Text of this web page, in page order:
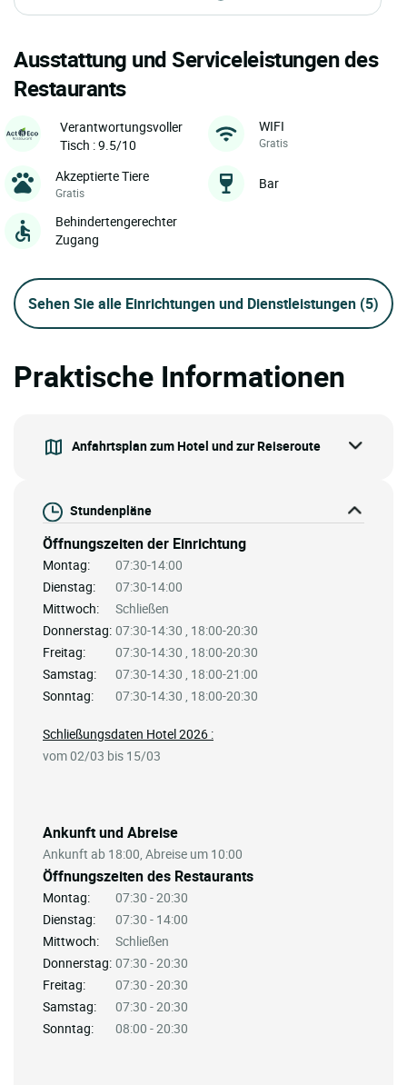
Ausstattung und Serviceleistungen des
Restaurants
Verantwortungsvoller
Tisch : 9.5/10
WIFI
Gratis
Akzeptierte Tiere
Gratis
Bar
Behindertengerechter
Zugang
Sehen Sie alle Einrichtungen und Dienstleistungen (5)
Praktische Informationen
Anfahrtsplan zum Hotel und zur Reiseroute
Stundenpläne
Öffnungszeiten der Einrichtung
Montag:
07:30-14:00
Dienstag:
07:30-14:00
Mittwoch:
Schließen
Donnerstag: 07:30-14:30 , 18:00-20:30
Freitag:
07:30-14:30 , 18:00-20:30
Samstag:
07:30-14:30 , 18:00-21:00
Sonntag:
07:30-14:30 , 18:00-20:30
Ankunft und Abreise
Ankunft ab 18:00, Abreise um 10:00
Öffnungszeiten des Restaurants
Montag:
07:30 - 20:30
Dienstag:
07:30 - 14:00
Mittwoch:
Schließen
Donnerstag: 07:30 - 20:30
Freitag:
07:30 - 20:30
Samstag:
07:30 - 20:30
Sonntag:
08:00 - 20:30
Schließungsdaten Hotel 2026 :
vom 02/03 bis 15/03